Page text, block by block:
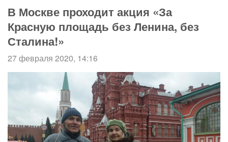
В Москве проходит акция «За
Красную площадь без Ленина, без
Сталина!»
27 февраля 2020, 14:16